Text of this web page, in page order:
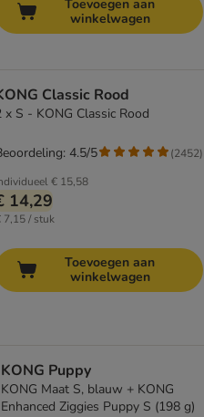
Toevoegen aan
winkelwagen
Classic Rood
x S - KONG Classic Rood
€ 15,58
14,29
7,15 / stuk
4.5/5 (2452)
Toevoegen aan
winkelwagen
KONG Puppy
KONG Maat S, blauw + KONG
Enhanced Ziggies Puppy S (198 g)